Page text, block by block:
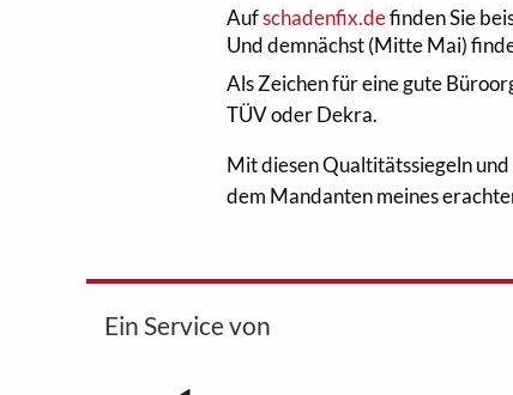
Aufschadenfix.definden Sie
Und demnächst (Mitte Mai)
Als Zeichen für eine gute
TÜV oder Dekra.
Mit diesen Qualtitätssiegeln
dem Mandanten meines
Ein Service von